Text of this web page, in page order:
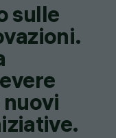
sulle